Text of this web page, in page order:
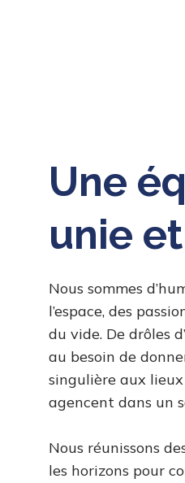
Une
unie
Nous sommes
l’espace, des
du vide. De drôles
au besoin de
singulière aux
agencent dans un
Nous réunissons
les horizons pour